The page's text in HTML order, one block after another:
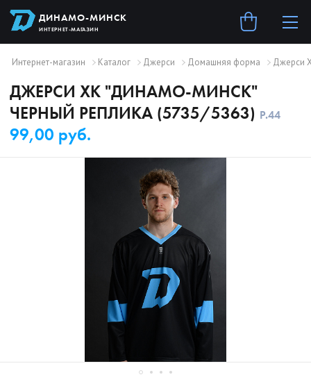
ДИНАМО-МИНСК
ИНТЕРНЕТ-МАГАЗИН
Интернет-магазин Каталог Джерси Домашняя форма Джерси
ДЖЕРСИ ХК "ДИНАМО-МИНСК"
ЧЕРНЫЙ РЕПЛИКА (5735/5363) Р.44
99,00 руб.